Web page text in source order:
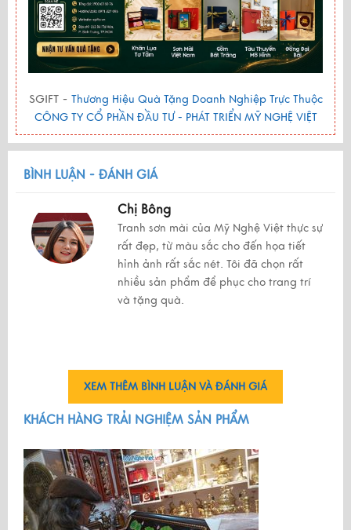
SGIFT - Thương Hiệu Quà Tặng Doanh Nghiệp Trực Thuộc
CÔNG TY CỔ PHẦN ĐẦU TƯ - PHÁT TRIỂN MỸ NGHỆ VIỆT
BÌNH LUẬN - ĐÁNH GIÁ
Chị Bông
Tranh sơn mài của Mỹ Nghệ Việt thực sự
rất đẹp, từ màu sắc cho đến họa tiết
hỉnh ảnh rất sắc nét. Tôi đã chọn rất
nhiều sản phẩm để phục cho trang trí
và tặng quà.
XEM THÊM BÌNH LUẬN VÀ ĐÁNH GIÁ
KHÁCH HÀNG TRẢI NGHIỆM SẢN PHẨM